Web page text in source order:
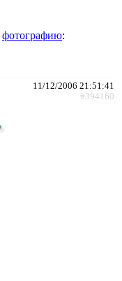
фотографию:
11/12/2006 21:51:41
#394160